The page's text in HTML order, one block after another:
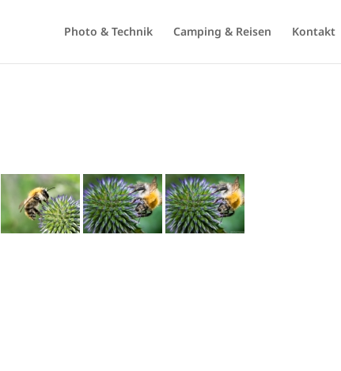
Photo & Technik Camping & Reisen Kontakt